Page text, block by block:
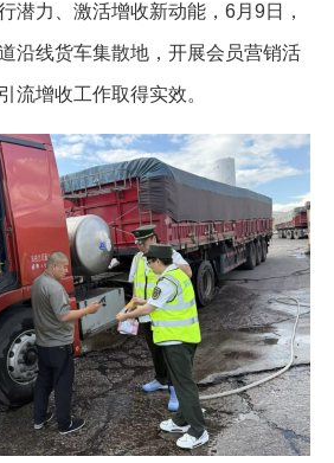
潜力、激活增收新动能，6月9日，
沿线货车集散地，开展会员营销活
流增收工作取得实效。